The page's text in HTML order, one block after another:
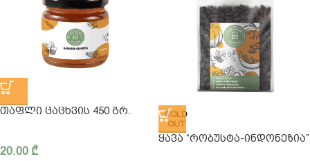
ᲗᲐᲤᲚᲘ ᲪᲐᲪᲮᲕᲘᲡ 450 ᲒᲠ.
20.00 ₾
SOLD
OUT
ᲧᲐᲕᲐ “ᲠᲝᲑᲣᲡᲢᲐ-ᲘᲜᲓᲝᲜᲔᲖᲘᲐ”